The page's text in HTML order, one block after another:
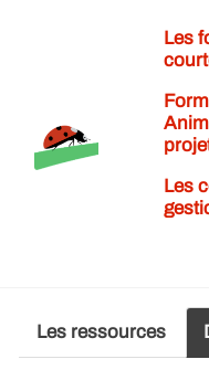
Aller au contenu
Les
Les
Les ressources